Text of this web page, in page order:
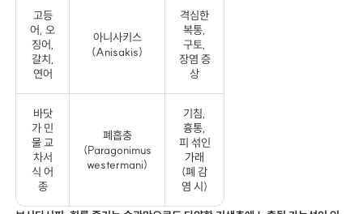
고등
어, 오
징어,
갈치,
연어
아니사키스
(Anisakis)
격심한
복통,
구토,
장염 증
상
바닷
가 민
물 교
차서
식 어
종
폐흡충
(Paragonimus
westermani)
기침,
흉통,
피 섞인
가래
(폐 감
염 시)